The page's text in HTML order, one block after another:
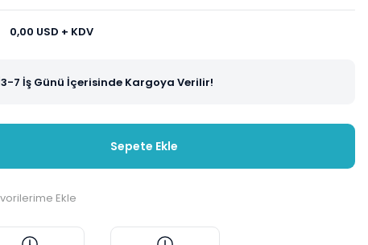
0,00 USD + KDV
3-7 İş Günü İçerisinde Kargoya Verilir!
Sepete Ekle